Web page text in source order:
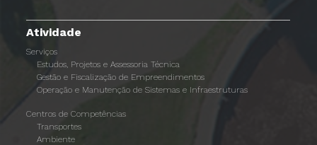
Atividade
Serviços
Estudos, Projetos e Assessoria Técnica
Gestão e Fiscalização de Empreendimentos
Operação e Manutenção de Sistemas e Infraestruturas
Centros de Competências
Transportes
Ambiente